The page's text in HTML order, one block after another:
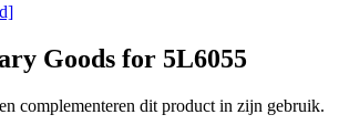
Goods for 5L6055
complementeren dit product in zijn gebruik.